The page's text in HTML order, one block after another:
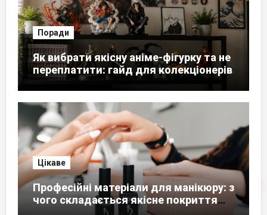
Поради
Як вибрати якісну аніме-фігурку та не
переплатити: гайд для колекціонерів
Цікаве
Професійні матеріали для манікюру: з
чого складається якісне покриття